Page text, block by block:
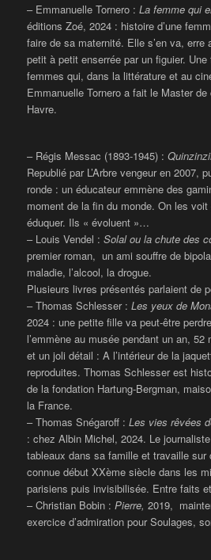
– Emmanuelle Tornero :La femme qui
éditions Zoé, 2024 : histoire d’une
faire de sa maternité. Elle s’en va,
petit à petit enserrée par un figuier.
femmes qui, dans la littérature et au
Emmanuelle Tornero a fait le Master
Havre.
– Régis Messac (1893-1945) :
Republié par L’Arbre vengeur en 2007,
ronde : un éducateur emmène des
moment de la fin du monde. On les
éduquer. Ils « évoluent »…
– Louis Vendel :Solal ou la chute des
premier roman, un ami souffre de
maladie, l’alcool, la drogue.
Plusieurs livres présentés parlaient de
– Thomas Schlesser :Les yeux de
2024 : une petite fille va peut-être
l’emmène au musée pendant un an,
et un joli détail : A l’intérieur de la
reproduites. Thomas Schlesser est
de la fondation Hartung-Bergman,
la France.
– Thomas Snégaroff :Les vies rêvées
: chez Albin Michel, 2024. Le
tableaux dans sa famille et travaille
connue début XXème siècle dans les
parisiens puis invisibilisée. Entre faits
– Christian Bobin :Pierre, 2019,
exercice d’admiration pour Soulages,